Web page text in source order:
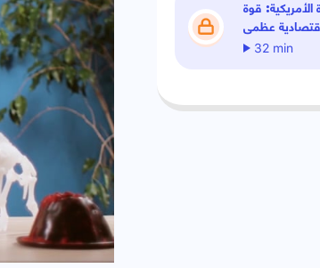
الأمريكية: قوة
عظمى
32 min